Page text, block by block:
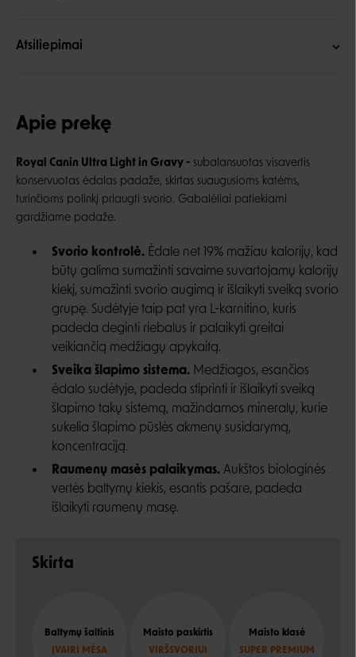
Atsiliepimai
Apie prekę
Royal Canin Ultra Light in Gravy - subalansuotas visavertis
konservuotas ėdalas padaže, skirtas suaugusioms katėms,
turinčioms polinkį priaugti svorio. Gabalėliai patiekiami
gardžiame padaže.
Svorio kontrolė. Ėdale net 19% mažiau kalorijų, kad
būtų galima sumažinti savaime suvartojamų kalorijų
kiekį, sumažinti svorio augimą ir išlaikyti sveiką svorio
grupę. Sudėtyje taip pat yra L-karnitino, kuris
padeda deginti riebalus ir palaikyti greitai
veikiančią medžiagų apykaitą.
Sveika šlapimo sistema. Medžiagos, esančios
ėdalo sudėtyje, padeda stiprinti ir išlaikyti sveiką
šlapimo takų sistemą, mažindamos mineralų, kurie
sukelia šlapimo pūslės akmenų susidarymą,
koncentraciją.
Raumenų masės palaikymas. Aukštos biologinės
vertės baltymų kiekis, esantis pašare, padeda
išlaikyti raumenų masę.
Skirta
Baltymų šaltinis
ĮVAIRI MĖSA
Maisto paskirtis
VIRŠSVORIUI
Maisto klasė
SUPER PREMIUM